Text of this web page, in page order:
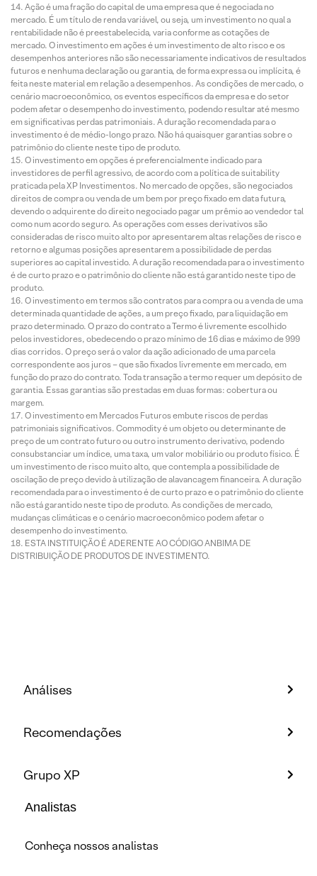
Ação é uma fração do capital de uma empresa que é negociada no
mercado. É um título de renda variável, ou seja, um investimento no qual a
rentabilidade não é preestabelecida, varia conforme as cotações de
mercado. O investimento em ações é um investimento de alto risco e os
desempenhos anteriores não são necessariamente indicativos de resultados
futuros e nenhuma declaração ou garantia, de forma expressa ou implícita, é
feita neste material em relação a desempenhos. As condições de mercado, o
cenário macroeconômico, os eventos específicos da empresa e do setor
podem afetar o desempenho do investimento, podendo resultar até mesmo
em significativas perdas patrimoniais. A duração recomendada para o
investimento é de médio-longo prazo. Não há quaisquer garantias sobre o
patrimônio do cliente neste tipo de produto.
O investimento em opções é preferencialmente indicado para
investidores de perfil agressivo, de acordo com a política de suitability
praticada pela XP Investimentos. No mercado de opções, são negociados
direitos de compra ou venda de um bem por preço fixado em data futura,
devendo o adquirente do direito negociado pagar um prêmio ao vendedor tal
como num acordo seguro. As operações com esses derivativos são
consideradas de risco muito alto por apresentarem altas relações de risco e
retorno e algumas posições apresentarem a possibilidade de perdas
superiores ao capital investido. A duração recomendada para o investimento
é de curto prazo e o patrimônio do cliente não está garantido neste tipo de
produto.
O investimento em termos são contratos para compra ou a venda de uma
determinada quantidade de ações, a um preço fixado, para liquidação em
prazo determinado. O prazo do contrato a Termo é livremente escolhido
pelos investidores, obedecendo o prazo mínimo de 16 dias e máximo de 999
dias corridos. O preço será o valor da ação adicionado de uma parcela
correspondente aos juros – que são fixados livremente em mercado, em
função do prazo do contrato. Toda transação a termo requer um depósito de
garantia. Essas garantias são prestadas em duas formas: cobertura ou
margem.
O investimento em Mercados Futuros embute riscos de perdas
patrimoniais significativos. Commodity é um objeto ou determinante de
preço de um contrato futuro ou outro instrumento derivativo, podendo
consubstanciar um índice, uma taxa, um valor mobiliário ou produto físico. É
um investimento de risco muito alto, que contempla a possibilidade de
oscilação de preço devido à utilização de alavancagem financeira. A duração
recomendada para o investimento é de curto prazo e o patrimônio do cliente
não está garantido neste tipo de produto. As condições de mercado,
mudanças climáticas e o cenário macroeconômico podem afetar o
desempenho do investimento.
ESTA INSTITUIÇÃO É ADERENTE AO CÓDIGO ANBIMA DE
DISTRIBUIÇÃO DE PRODUTOS DE INVESTIMENTO.
Análises
Recomendações
Grupo XP
Analistas
Conheça nossos analistas